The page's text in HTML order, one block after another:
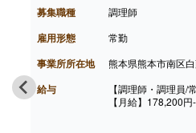
募集職種 調理師
雇用形態 常勤
事業所所在地 熊本県熊本市南区
給与
【調理師・調理員/
【月給】178,200